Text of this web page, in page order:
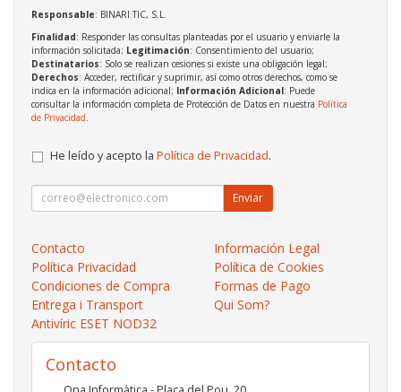
Responsable: BINARI TIC, S.L.
Finalidad: Responder las consultas planteadas por el usuario y enviarle la
información solicitada; Legitimación: Consentimiento del usuario;
Destinatarios: Solo se realizan cesiones si existe una obligación legal;
Derechos: Acceder, rectificar y suprimir, así como otros derechos, como se
indica en la información adicional; Información Adicional: Puede
consultar la información completa de Protección de Datos en nuestra Política
de Privacidad
He leído y acepto la Política de Privacidad.
Enviar
Contacto
Información Legal
Política Privacidad
Política de Cookies
Condiciones de Compra
Formas de Pago
Entrega i Transport
Qui Som?
Antivíric ESET NOD32
Contacto